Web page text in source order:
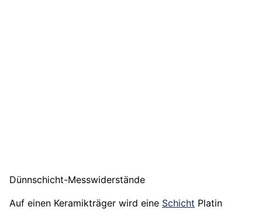
Dünnschicht-Messwiderstände
Auf einen Keramikträger wird eine Schicht Platin